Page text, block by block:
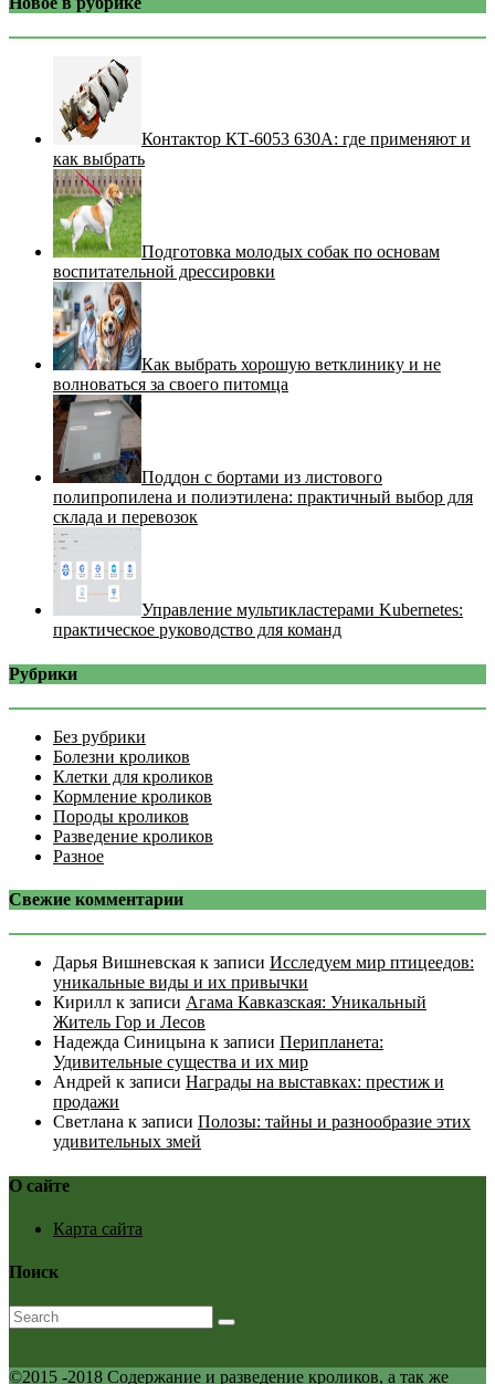
Контактор КТ-6053 630А: где применяют и
как выбрать
Подготовка молодых собак по основам
воспитательной дрессировки
Как выбрать хорошую ветклинику и не
волноваться за своего питомца
Поддон с бортами из листового
полипропилена и полиэтилена: практичный выбор для
склада и перевозок
Управление мультикластерами Kubernetes:
практическое руководство для команд
Рубрики
Без рубрики
Болезни кроликов
Клетки для кроликов
Кормление кроликов
Породы кроликов
Разведение кроликов
Разное
Свежие комментарии
Дарья Вишневская к записи Исследуем мир птицеедов:
уникальные виды и их привычки
Кирилл к записи Агама Кавказская: Уникальный
Житель Гор и Лесов
Надежда Синицына к записи Перипланета:
Удивительные существа и их мир
Андрей к записи Награды на выставках: престиж и
продажи
Светлана к записи Полозы: тайны и разнообразие этих
удивительных змей
О сайте
Карта сайта
Поиск
©2015 -2018 Содержание и разведение кроликов, а так же